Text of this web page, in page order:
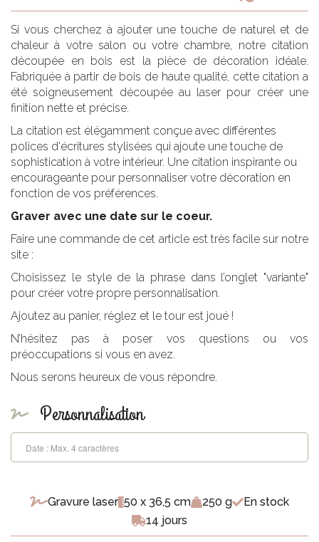
Si vous cherchez à ajouter une touche de naturel et de
chaleur à votre salon ou votre chambre, notre citation
découpée en bois est la pièce de décoration idéale.
Fabriquée à partir de bois de haute qualité, cette citation a
été soigneusement découpée au laser pour créer une
finition nette et précise.
La citation est élégamment conçue avec différentes
polices d'écritures stylisées qui ajoute une touche de
sophistication à votre intérieur. Une citation inspirante ou
encourageante pour personnaliser votre décoration en
fonction de vos préférences.
Graver avec une date sur le coeur.
Faire une commande de cet article est très facile sur notre
site :
Choisissez le style de la phrase dans l’onglet "variante"
pour créer votre propre personnalisation.
Ajoutez au panier, réglez et le tour est joué !
N’hésitez pas à poser vos questions ou vos
préoccupations si vous en avez.
Nous serons heureux de vous répondre.
Personnalisation
Gravure laser 50 x 36,5 cm 250 g
En stock
14 jours